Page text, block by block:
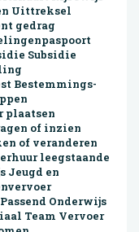
Uittreksel
gedrag
Subsidie
Bestemmings­
plaatsen
of inzien
of veranderen
leegstaande
Jeugd en
Onderwijs
Team Vervoer